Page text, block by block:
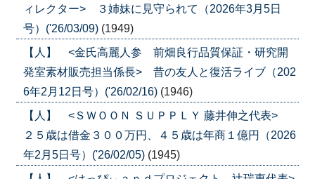
ィレクター> ３姉妹に見守られて（2026年3月5日
号）('26/03/09) (1949)
【人】 <金氏高麗人参 前畑良行品質保証・研究開
発室素材販売担当係長> 昔の友人と復活ライブ（202
6年2月12日号）('26/02/16) (1946)
【人】 <ＳＷＯＯＮ ＳＵＰＰＬＹ 藤井伸之代表>
２５歳は借金３００万円、４５歳は年商１億円（2026
年2月5日号）('26/02/05) (1945)